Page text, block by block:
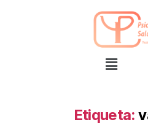
Etiqueta: